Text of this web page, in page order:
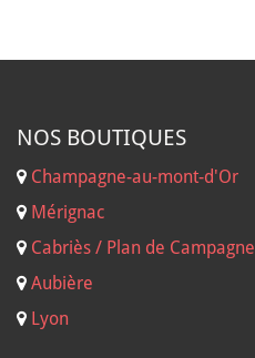
NOS BOUTIQUES
Champagne-au-mont-d'Or
Mérignac
Cabriès / Plan de Campagne
Aubière
Lyon